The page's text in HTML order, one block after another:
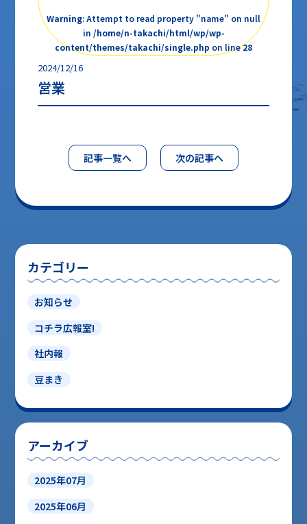
カテゴリー
お知らせ
コチラ広報室!
社内報
豆まき
アーカイブ
2025年07月
2025年06月
Warning: Attempt to read property "name" on null
in /home/n-takachi/html/wp/wp-
content/themes/takachi/single.php on line28
2024/12/16
営業
記事一覧へ 次の記事へ